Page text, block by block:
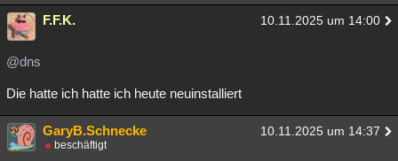
F.F.K. 10.11.2025 um 14:00
@dns
Die hatte ich hatte ich heute neuinstalliert
GaryB.Schnecke 10.11.2025 um 14:37
beschäftigt